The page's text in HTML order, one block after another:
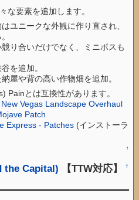
な要素を追加します。
ユニークな外観に作り直され、
り合いだけでなく、ミニボスも
を追加。
屋や背の高い作物畑を追加。
Painとは互換性があります。
New Vegas Landscape Overhaul
Patch
Express - Patches (インストーラ
↑
the Capital) 【TTW対応】†